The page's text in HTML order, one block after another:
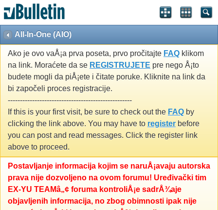
All-In-One (AIO)
Ako je ovo vaÅ¡a prva poseta, prvo pročitajte FAQ klikom
na link. Moraćete da se REGISTRUJETE pre nego Å¡to
budete mogli da piÅ¡ete i čitate poruke. Kliknite na link da
bi započeli proces registracije.
---------------------------------------------------
If this is your first visit, be sure to check out the FAQ by
clicking the link above. You may have to register before
you can post and read messages. Click the register link
above to proceed.
Postavljanje informacija kojim se naruÅ¡avaju autorska
prava nije dozvoljeno na ovom forumu! Uređivački tim
EX-YU TEAMâ„¢ foruma kontroliÅ¡e sadrÅ¾aje
objavljenih informacija, no zbog obimnosti ipak nije